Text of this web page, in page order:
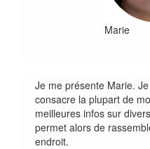
Marie
Je me présente Marie.
consacre la plupart de
meilleures infos sur
permet alors de
endroit.